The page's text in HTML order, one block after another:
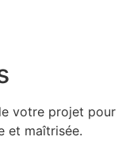
votre projet pour
et maîtrisée.